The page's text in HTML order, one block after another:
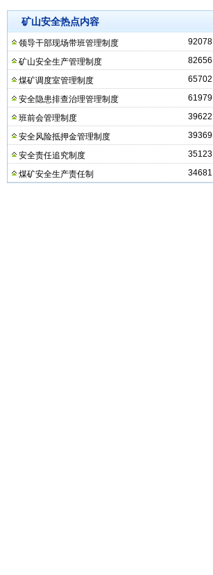
矿山安全热点内容
92078
领导干部现场带班管理制度
82656
矿山安全生产管理制度
65702
煤矿调度室管理制度
61979
安全隐患排查治理管理制度
39622
班前会管理制度
39369
安全风险抵押金管理制度
35123
安全责任追究制度
34681
煤矿安全生产责任制